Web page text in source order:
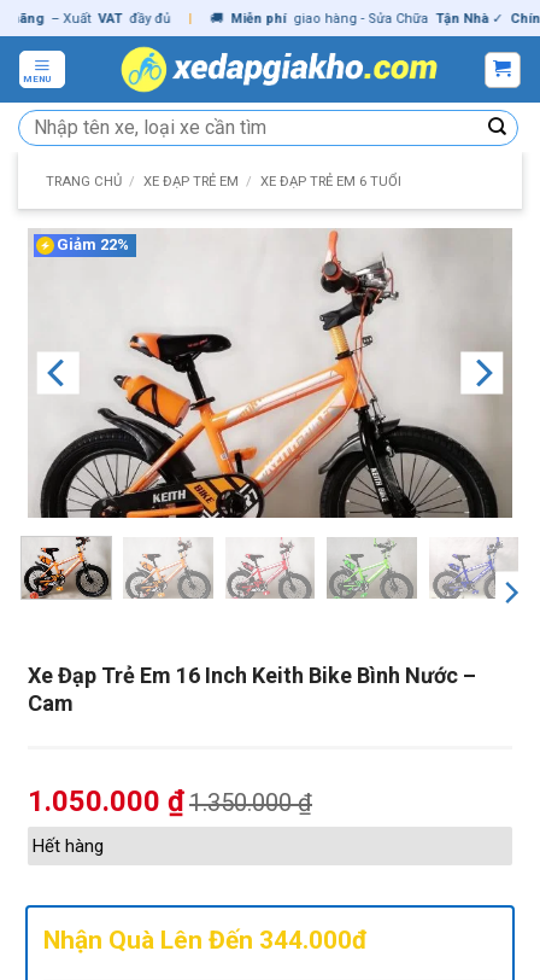
Skip
to
content
– Xuất VAT đầy đủ | 🚚 Miễn phí giao hàng - Sửa Chữa Tận Nhà ✓ Chính
MENU
Tìm
kiếm:
TRANG CHỦ / XE ĐẠP TRẺ EM / XE ĐẠP TRẺ EM 6 TUỔI
Xe Đạp Trẻ Em 16 Inch Keith Bike Bình Nước –
Cam
Giảm 22%
1.050.000 ₫1.350.000₫
Hết hàng
Nhận Quà Lên Đến 344.000đ